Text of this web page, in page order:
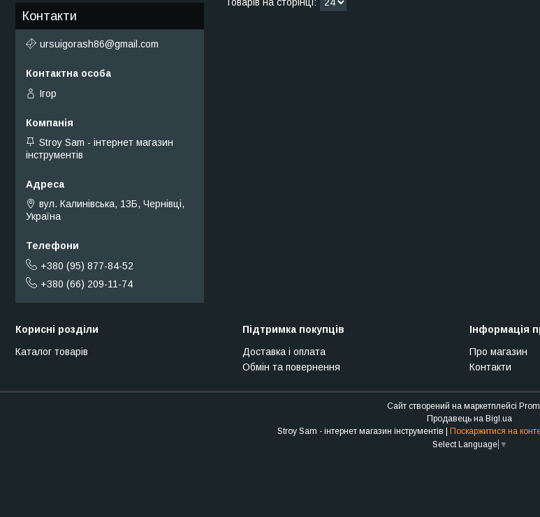
Контакти
ursuigorash86@gmail.com
Ігор
Stroy Sam - інтернет магазин
інструментів
вул. Калинівська, 13Б, Чернівці,
Україна
+380 (95) 877-84-52
+380 (66) 209-11-74
Корисні розділи
Каталог товарів
Підтримка покупців
Доставка і оплата
Обмін та повернення
Інформація
Про магазин
Контакти
Сайт створений на маркетплейсі
Продавець на Bigl.ua
Поскаржитися на
Select Language ▼